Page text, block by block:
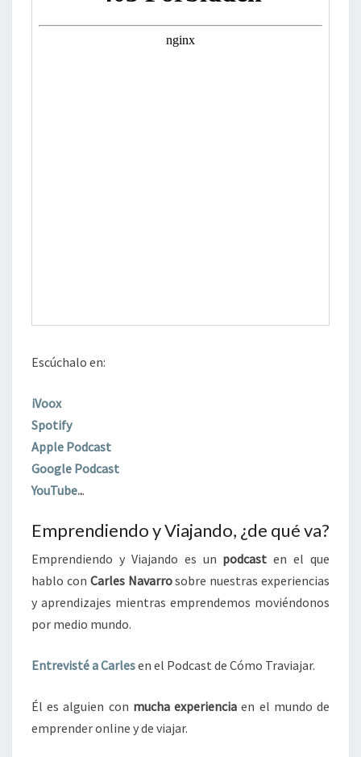
Escúchalo en:
iVoox
Spotify
Apple Podcast
Google Podcast
YouTube...
Emprendiendo y Viajando, ¿de qué va?
Emprendiendo y Viajando es un podcast en el que
hablo con Carles Navarrosobre nuestras experiencias
y aprendizajes mientras emprendemos moviéndonos
por medio mundo.
Entrevisté a Carlesen el Podcast de Cómo Traviajar.
Él es alguien con mucha experiencia en el mundo de
emprender online y de viajar.